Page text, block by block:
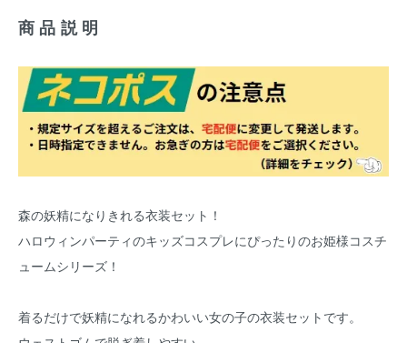
商品説明
森の妖精になりきれる衣装セット！
ハロウィンパーティのキッズコスプレにぴったりのお姫様コスチ
ュームシリーズ！
着るだけで妖精になれるかわいい女の子の衣装セットです。